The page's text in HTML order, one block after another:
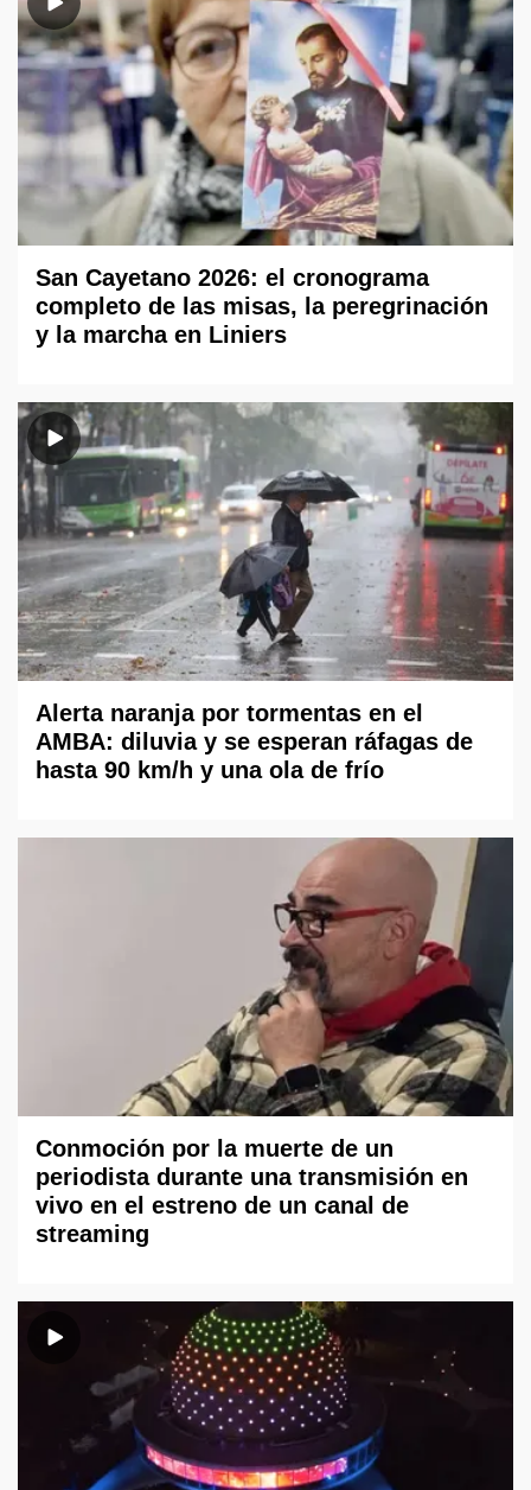
San Cayetano 2026: el cronograma
completo de las misas, la peregrinación
y la marcha en Liniers
Alerta naranja por tormentas en el
AMBA: diluvia y se esperan ráfagas de
hasta 90 km/h y una ola de frío
Conmoción por la muerte de un
periodista durante una transmisión en
vivo en el estreno de un canal de
streaming